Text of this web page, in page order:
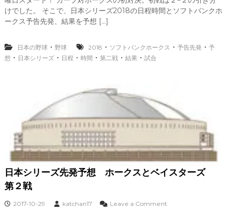
シ
2
時
間
と
フ
バ
ン
けでした。 そこで、日本シリーズ2018の日程時間とソフトバンクホ
ークス予告先発、結果を予想 […]
日本の野球・ 野球 2018 ・ ソフトバンクホークス ・ 予告先発 ・ 予
想 ・ 日本シリーズ・ 日程 ・ 時間 ・ 第二戦・ 結果・ 試合
日本シリーズ先発予想 ホークスとベイスターズ
第２戦
2017-10-29 katchan17 Leave a Commento